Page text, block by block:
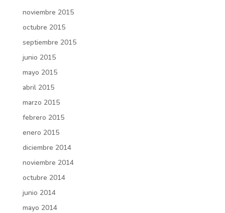
noviembre 2015
octubre 2015
septiembre 2015
junio 2015
mayo 2015
abril 2015
marzo 2015
febrero 2015
enero 2015
diciembre 2014
noviembre 2014
octubre 2014
junio 2014
mayo 2014